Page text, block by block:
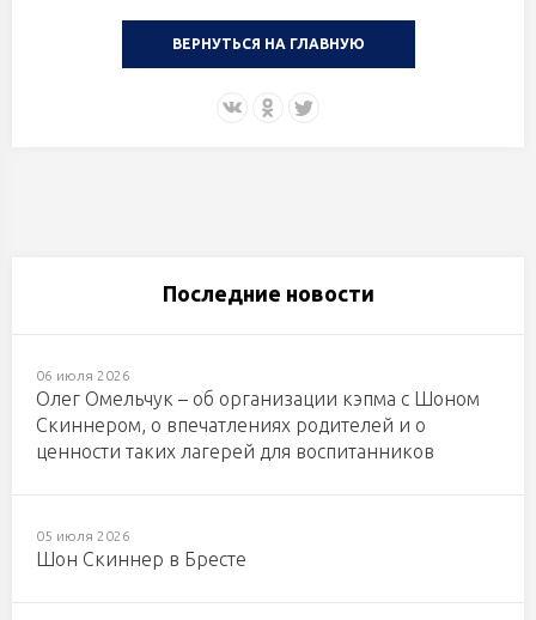
ВЕРНУТЬСЯ НА ГЛАВНУЮ
Последние новости
06 июля 2026
Олег Омельчук – об организации кэпма с Шоном
Скиннером, о впечатлениях родителей и о
ценности таких лагерей для воспитанников
05 июля 2026
Шон Скиннер в Бресте